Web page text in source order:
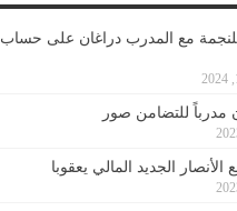
مع المدرب دراغان على حساب
للتضامن صور
الجديد المالي يعقوبا